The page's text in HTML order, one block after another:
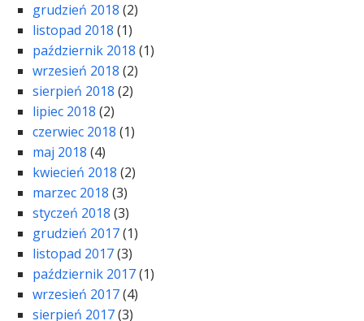
grudzień 2018 (2)
listopad 2018 (1)
październik 2018 (1)
wrzesień 2018 (2)
sierpień 2018 (2)
lipiec 2018 (2)
czerwiec 2018 (1)
maj 2018 (4)
kwiecień 2018 (2)
marzec 2018 (3)
styczeń 2018 (3)
grudzień 2017(1)
listopad 2017(3)
październik 2017(1)
wrzesień 2017(4)
sierpień 2017(3)